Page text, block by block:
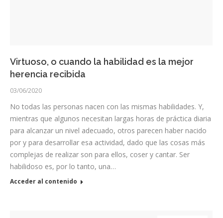
Virtuoso, o cuando la habilidad es la mejor
herencia recibida
03/06/2020
No todas las personas nacen con las mismas habilidades. Y,
mientras que algunos necesitan largas horas de práctica diaria
para alcanzar un nivel adecuado, otros parecen haber nacido
por y para desarrollar esa actividad, dado que las cosas más
complejas de realizar son para ellos, coser y cantar. Ser
habilidoso es, por lo tanto, una…
Acceder al contenido